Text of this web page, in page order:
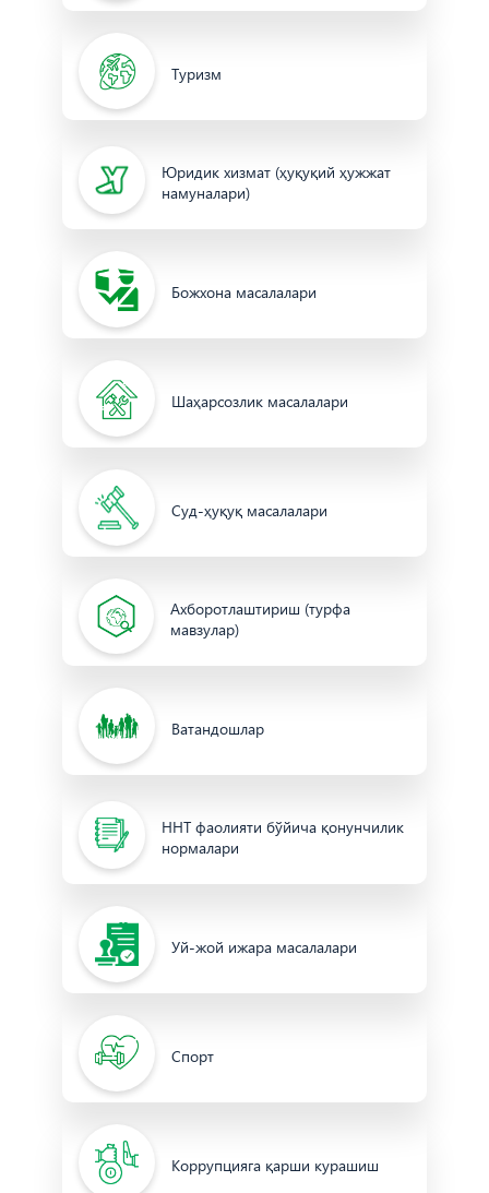
Туризм
Юридик хизмат (ҳуқуқий ҳужжат
намуналари)
Божхона масалалари
Шаҳарсозлик масалалари
Суд-ҳуқуқ масалалари
Ахборотлаштириш (турфа
мавзулар)
Ватандошлар
ННТ фаолияти бўйича қонунчилик
нормалари
Уй-жой ижара масалалари
Спорт
Коррупцияга қарши курашиш